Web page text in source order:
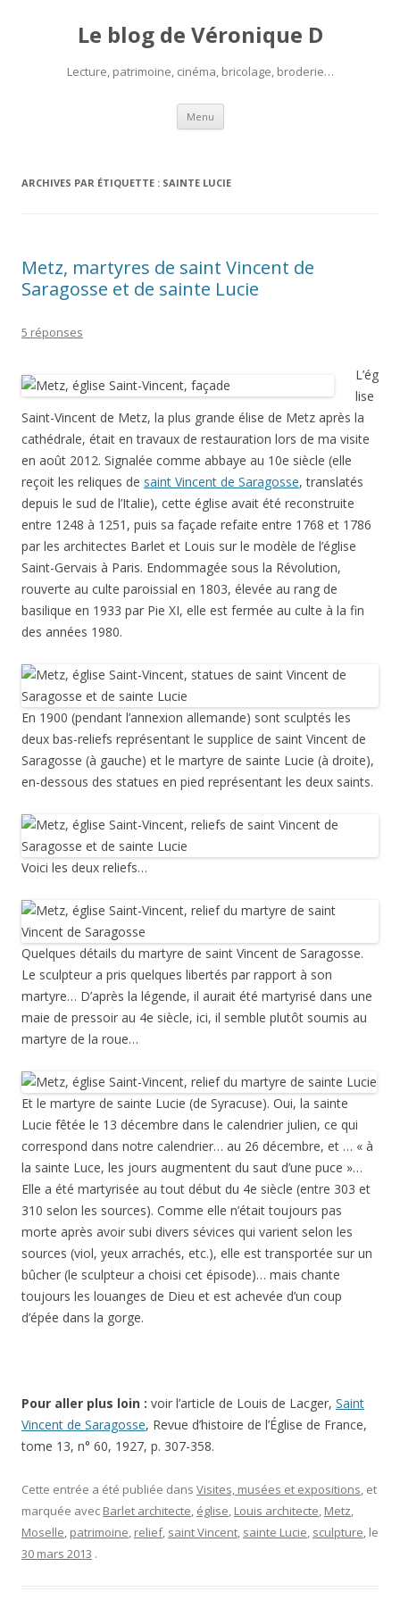
Le blog de Véronique D
Lecture, patrimoine, cinéma, bricolage, broderie…
Menu Aller
contenu
ARCHIVES PAR ÉTIQUETTE : SAINTE LUCIE
Metz, martyres de saint Vincent de
Saragosse et de sainte Lucie
5 réponses
L’ég
lise
Saint-Vincent de Metz, la plus grande élise de Metz après la
cathédrale, était en travaux de restauration lors de ma visite
en août 2012. Signalée comme abbaye au 10e siècle (elle
reçoit les reliques de saint Vincent de Saragosse, translatés
depuis le sud de l’Italie), cette église avait été reconstruite
entre 1248 à 1251, puis sa façade refaite entre 1768 et 1786
par les architectes Barlet et Louis sur le modèle de l’église
Saint-Gervais à Paris. Endommagée sous la Révolution,
rouverte au culte paroissial en 1803, élevée au rang de
basilique en 1933 par Pie XI, elle est fermée au culte à la fin
des années 1980.
En 1900 (pendant l’annexion allemande) sont sculptés les
deux bas-reliefs représentant le supplice de saint Vincent de
Saragosse (à gauche) et le martyre de sainte Lucie (à droite),
en-dessous des statues en pied représentant les deux saints.
Voici les deux reliefs…
Quelques détails du martyre de saint Vincent de Saragosse.
Le sculpteur a pris quelques libertés par rapport à son
martyre… D’après la légende, il aurait été martyrisé dans une
maie de pressoir au 4e siècle, ici, il semble plutôt soumis au
martyre de la roue…
Et le martyre de sainte Lucie (de Syracuse). Oui, la sainte
Lucie fêtée le 13 décembre dans le calendrier julien, ce qui
correspond dans notre calendrier… au 26 décembre, et … « à
la sainte Luce, les jours augmentent du saut d’une puce »…
Elle a été martyrisée au tout début du 4e siècle (entre 303 et
310 selon les sources). Comme elle n’était toujours pas
morte après avoir subi divers sévices qui varient selon les
sources (viol, yeux arrachés, etc.), elle est transportée sur un
bûcher (le sculpteur a choisi cet épisode)… mais chante
toujours les louanges de Dieu et est achevée d’un coup
d’épée dans la gorge.
Pour aller plus loin : voir l’article de Louis de Lacger, Saint
Vincent de Saragosse, Revue d’histoire de l’Église de France,
tome 13, n° 60, 1927, p. 307-358.
Cette entrée a été publiée dans Visites, musées et expositions, et
marquée avec Barlet architecte, église, Louis architecte, Metz,
Moselle, patrimoine, relief, saint Vincent, sainte Lucie, sculpture, le
30 mars 2013 .